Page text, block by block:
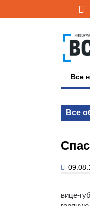
Все
Все
вице-